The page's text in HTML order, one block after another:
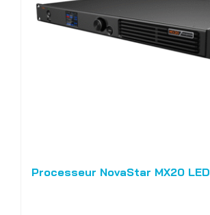
Processeur NovaStar MX20 LED